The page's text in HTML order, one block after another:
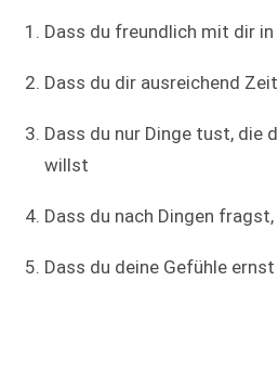
Dass du freundlich mit dir
Dass du dir ausreichend
Dass du nur Dinge tust, die
willst
Dass du nach Dingen
Dass du deine Gefühle